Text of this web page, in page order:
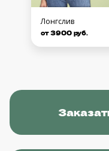
Лонгслив
от 3900 руб.